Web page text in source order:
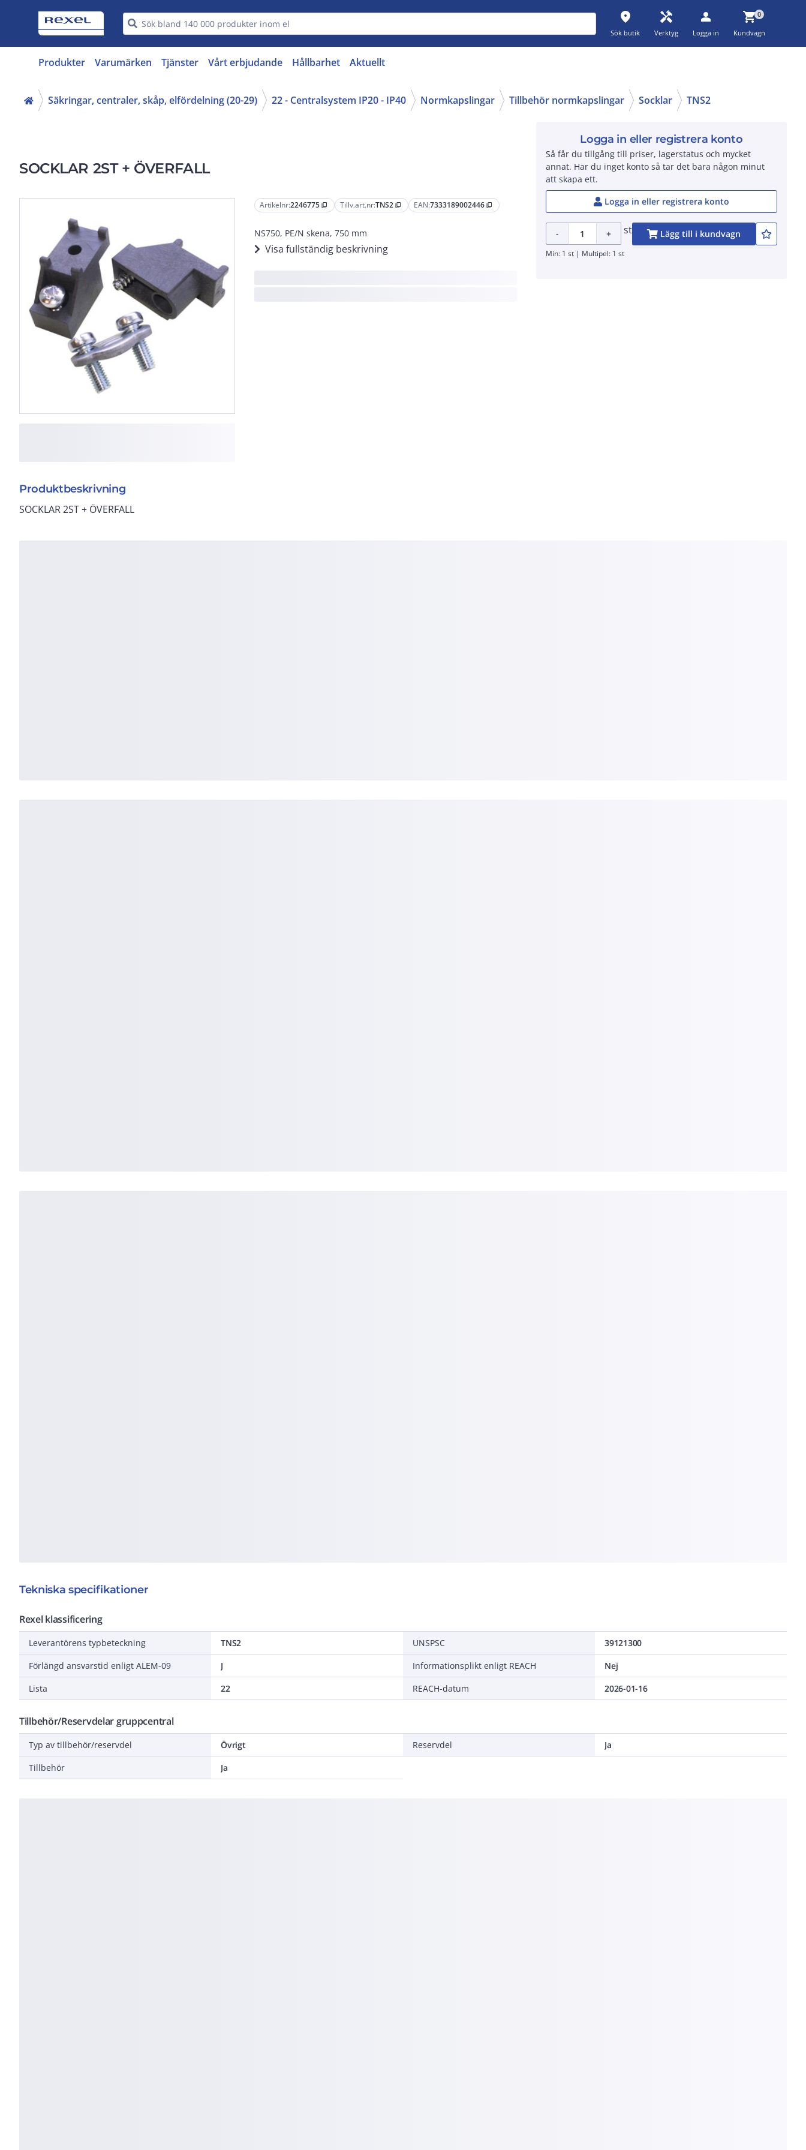
place
Sök butik
handyman
Verktyg
person
Logga in
shopping_cart0
Kundvagn
Produkter Varumärken Tjänster Vårt erbjudande Hållbarhet Aktuellt
Säkringar, centraler, skåp, elfördelning (20-29) 22 - Centralsystem IP20 - IP40 Normkapslingar Tillbehör normkapslingar Socklar TNS2
SOCKLAR 2ST + ÖVERFALL
Artikelnr:2246775 content_copy Tillv.art.nr:TNS2 content_copy EAN:7333189002446 content_copy
NS750, PE/N skena, 750 mm
Visa fullständig beskrivning
Produktbeskrivning
SOCKLAR 2ST + ÖVERFALL
Logga in eller registrera konto
Så får du tillgång till priser, lagerstatus och mycket
annat. Har du inget konto så tar det bara någon minut
att skapa ett.
Logga in eller registrera konto
- + st Lägg till i kundvagn
Min: 1 st | Multipel: 1 st
Tekniska specifikationer
Rexel klassificering
Leverantörens typbeteckning
TNS2
Förlängd ansvarstid enligt ALEM-09
J
Lista
22
UNSPSC
39121300
Informationsplikt enligt REACH
Nej
REACH-datum
2026-01-16
Tillbehör/Reservdelar gruppcentral
Typ av tillbehör/reservdel
Övrigt
Tillbehör
Ja
Reservdel Ja